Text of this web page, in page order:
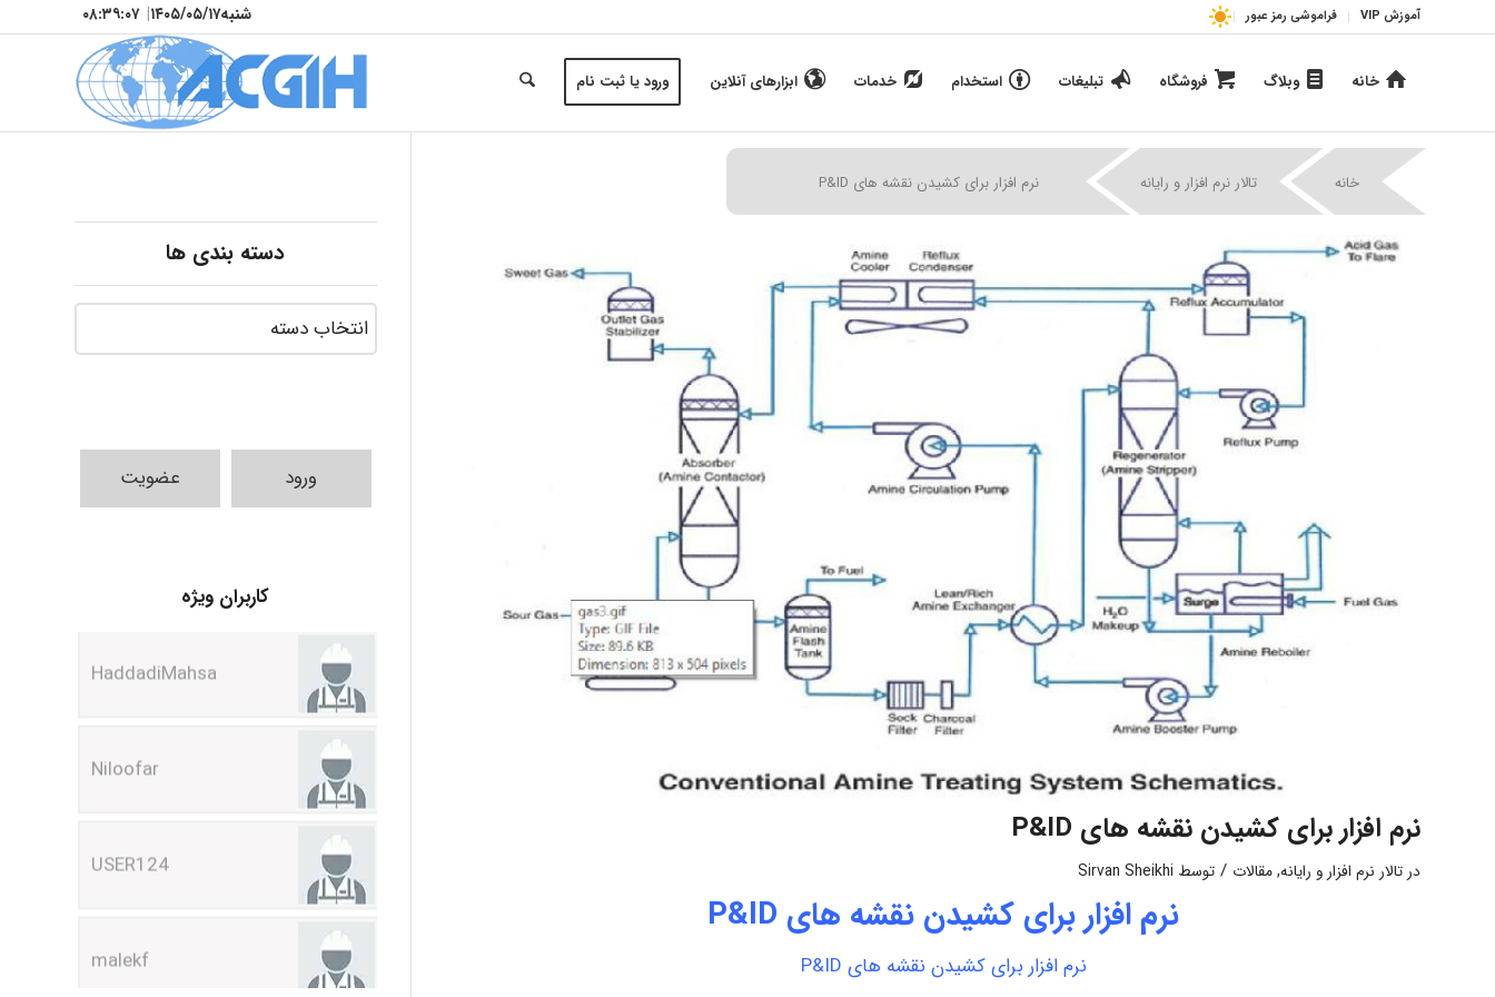
آموزش VIP فراموشی رمز عبور شنبه۱۴۰۵/۰۵/۱۷| ۰۸:۳۹:۰۸
خانه وبلاگ فروشگاه تبلیغات استخدام خدمات ابزارهای آنلاین ورود یا ثبت نام
خانه تالار نرم افزار و رایانه | نرم افزار برای كشيدن نقشه های P&ID
نرم افزار برای كشيدن نقشه های P&ID
در تالار نرم افزار و رایانه,مقالات / توسط Sirvan Sheikhi
نرم افزار برای کشیدن نقشه های P&ID
نرم افزار برای کشیدن نقشه های P&ID
دسته بندی ها
ورود عضویت
کاربران ویژهHaddadiMahsa